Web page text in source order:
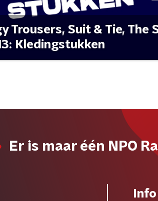
Trousers, Suit & Tie, The
Kledingstukken
Er is maar één NPO
Info